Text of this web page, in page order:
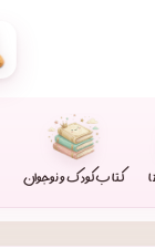
کتاب کودک و نوجوان